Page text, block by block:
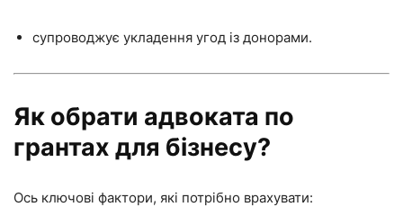
супроводжує укладення угод із донорами.
Як обрати адвоката по
грантах для бізнесу?
Ось ключові фактори, які потрібно врахувати: